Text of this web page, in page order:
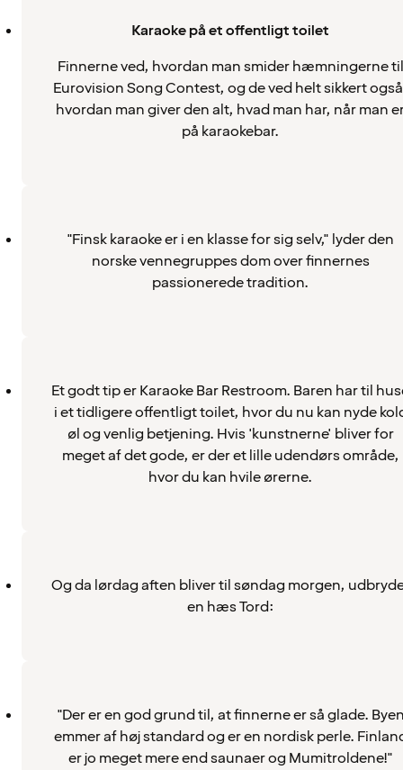
Karaoke på et offentligt toilet
Finnerne ved, hvordan man smider hæmningerne til
Eurovision Song Contest, og de ved helt sikkert
hvordan man giver den alt, hvad man har, når man
på karaokebar.
"Finsk karaoke er i en klasse for sig selv," lyder den
norske vennegruppes dom over finnernes
passionerede tradition.
Et godt tip er Karaoke Bar Restroom. Baren har til
i et tidligere offentligt toilet, hvor du nu kan nyde
øl og venlig betjening. Hvis 'kunstnerne' bliver for
meget af det gode, er der et lille udendørs område,
hvor du kan hvile ørerne.
Og da lørdag aften bliver til søndag morgen,
en hæs Tord:
"Der er en god grund til, at finnerne er så glade.
emmer af høj standard og er en nordisk perle.
er jo meget mere end saunaer og Mumitroldene!"